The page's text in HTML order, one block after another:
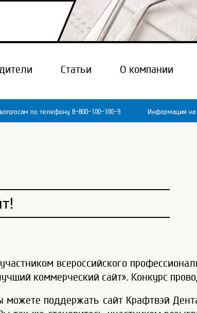
Статьи О компании
по телефону 8-800-100-100-9 Информация на
всероссийского
коммерческий сайт». Конкурс
поддержать сайт Крафтвэй